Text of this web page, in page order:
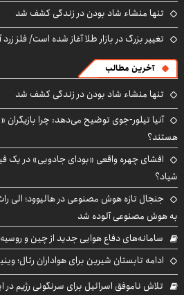
تنها منشاء شاد بودن در زندگی کشف شد
تغییر بزرگ در بازار طلا آغاز شده است/ فلز
آخرین مطالب
تنها منشاء شاد بودن در زندگی کشف شد
آنیا تیلور-جوی توضیح می‌دهد: چرا بازیگران
هستند؟
افشای چهره واقعی «بودای جادویی» در یک
شیاد؟
جنجال تازه هوش مصنوعی در هالیوود؛ الی
به هوش مصنوعی آلوده شد
سامانه‌های دفاع هوایی جدید از چین و روسیه
ادامه تابستان شیرین برای هواداران رئال؛
تلاش ناموفق اسرائیل برای سرنگونی رژیم در